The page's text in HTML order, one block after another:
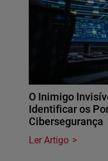
O Inimigo
Identificar os
Cibersegurança
Ler Artigo